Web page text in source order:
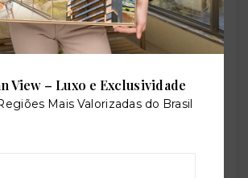
View – Luxo e Exclusividade
Mais Valorizadas do Brasil